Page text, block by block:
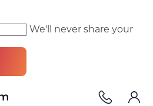
We'll never share your